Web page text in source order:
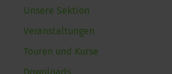
Unsere Sektion
Veranstaltungen
Touren und Kurse